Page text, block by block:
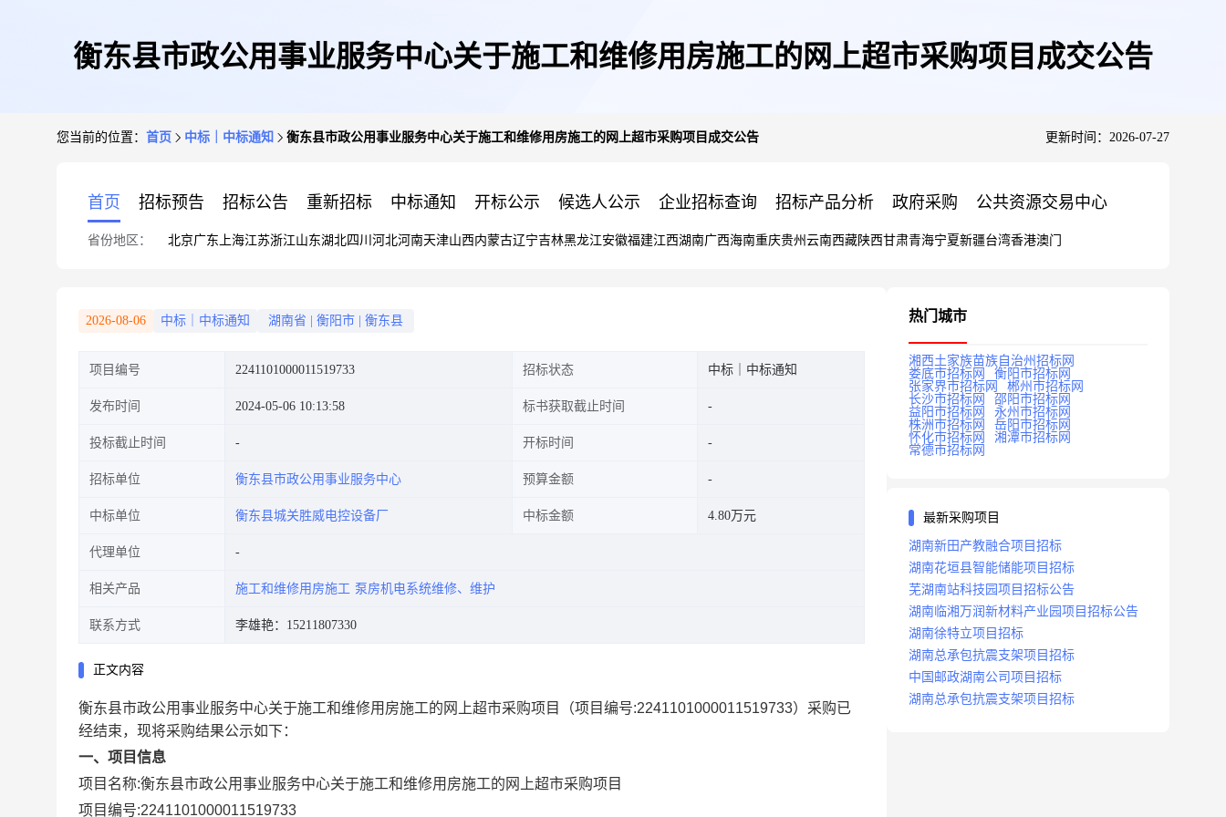
衡东县市政公用事业服务中心关于施工和维修用房施工的网上超市采购项目成交公告
您当前的位置： 首页 中标｜中标通知 衡东县市政公用事业服务中心关于施工和维修用房施工的网上超市采购项目成交公告 更新时间：2026-07-27
首页 招标预告 招标公告 重新招标 中标通知 开标公示 候选人公示 企业招标查询 招标产品分析 政府采购 公共资源交易中心
省份地区： 北京广东 上海江苏浙江山东湖北四川 河北河南天津山西内蒙古辽宁吉林黑龙江安徽福建江西湖南广西海南重庆贵州 云南西藏陕西甘肃青海宁夏新疆台湾香港澳门
2026-08-06 中标｜中标通知 湖南省 衡阳市 衡东县
项目编号 2241101000011519733 招标状态 中标｜中标通知
发布时间 2024-05-06 10:13:58 标书获取截止时间
投标截止时间 开标时间
招标单位 衡东县市政公用事业服务中心 预算金额
中标单位 衡东县城关胜威电控设备厂 中标金额 4.80万元
代理单位
相关产品 施工和维修用房施工 泵房机电系统维修、维护
联系方式 李雄艳：15211807330
正文内容
衡东县市政公用事业服务中心关于施工和维修用房施工的网上超市采购项目 （项目编号:2241101000011519733）采购已
经结束，现将采购结果公示如下：
一、项目信息
项目名称:衡东县市政公用事业服务中心关于施工和维修用房施工的网上超市采购项目
项目编号:2241101000011519733
热门城市
湘西土家族苗族自治州招标网
娄底市招标网
衡阳市招标网
张家界市招标网
郴州市招标网
长沙市招标网
邵阳市招标网
益阳市招标网
永州市招标网
株洲市招标网
岳阳市招标网
怀化市招标网
湘潭市招标网
常德市招标网
最新采购项目
湖南新田产教融合项目招标
湖南花垣县智能储能项目招标
芜湖南站科技园项目招标公告
湖南临湘万润新材料产业园项目招标公告
湖南徐特立项目招标
湖南总承包抗震支架项目招标
中国邮政湖南公司项目招标
湖南总承包抗震支架项目招标